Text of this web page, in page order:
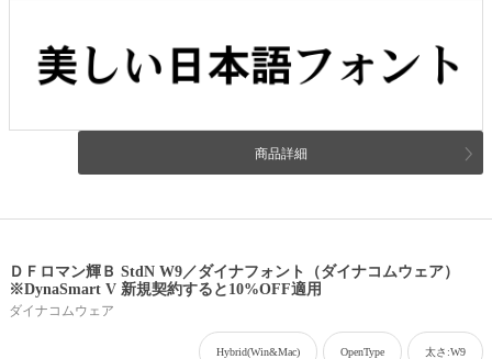
商品詳細
ＤＦロマン輝Ｂ StdN W9／ダイナフォント（ダイナコムウェア）
※DynaSmart V 新規契約すると10%OFF適用
ダイナコムウェア
Hybrid(Win&Mac) OpenType 太さ:W9